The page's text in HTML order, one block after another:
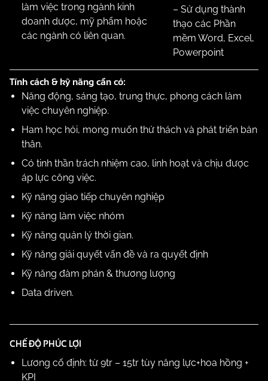
làm việc trong ngành kinh
doanh dược, mỹ phẩm hoặc
các ngành có liên quan.
– Sử dụng thành
thạo các Phần
mềm Word, Excel,
Powerpoint
Tính cách & kỹ năng cần có:
Năng động, sáng tạo, trung thực, phong cách làm
việc chuyên nghiệp.
Ham học hỏi, mong muốn thử thách và phát triển bản
thân.
Có tinh thần trách nhiệm cao, linh hoạt và chịu được
áp lực công việc.
Kỹ năng giao tiếp chuyên nghiệp
Kỹ năng làm việc nhóm
Kỹ năng quản lý thời gian.
Kỹ năng giải quyết vấn đề và ra quyết định
Kỹ năng đàm phán & thương lượng
Data driven.
CHẾ ĐỘ PHÚC LỢI
Lương cố định: từ 9tr – 15tr tùy năng lực+hoa hồng +
KPI